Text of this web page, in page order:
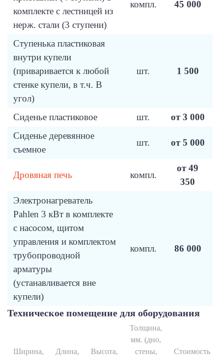
комплекте с лестницей из
нерж. стали (3 ступени)
компл. 45 000
Ступенька пластиковая
внутри купели
(приваривается к любой
стенке купели, в т.ч. В
угол)
шт. 1 500
Сиденье пластиковое шт.
от 3 000
Сиденье деревянное
съемное
шт. от 5 000
Дровяная печь компл.
от 49
350
Электронагреватель
Pahlen 3 кВт в комплекте
с насосом, щитом
управления и комплектом
трубопроводной
арматуры
(устанавливается вне
купели)
компл. 86 000
Техническое помещение для оборудования
Ширина,
Длина,
Высота,
Толщина,
мм. (дно,
стены,
Стоимость